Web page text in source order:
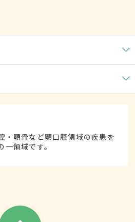
・顎骨など顎口腔領域の疾患を
領域です。